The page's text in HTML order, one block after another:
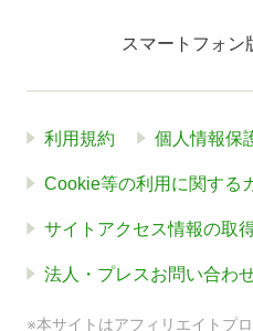
スマートフォン
利用規約 個人情報保
Cookie等の利用に関する
サイトアクセス情報の取
法人・プレスお問い合わ
※本サイトはアフィリエイトプ